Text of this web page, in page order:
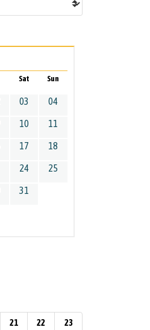
Sat Sun
03 04
10 11
17 18
24 25
31
21 22 23